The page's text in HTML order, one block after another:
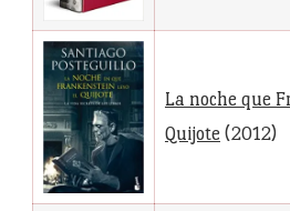
La noche que
Quijote (2012)